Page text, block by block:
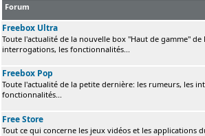
Forum
Freebox Ultra
Toute l'actualité de la nouvelle box "Haut de gamme" de
interrogations, les fonctionnalités...
Freebox Pop
Toute l'actualité de la petite dernière: les rumeurs, les
fonctionnalités...
Free Store
Tout ce qui concerne les jeux vidéos et les applications